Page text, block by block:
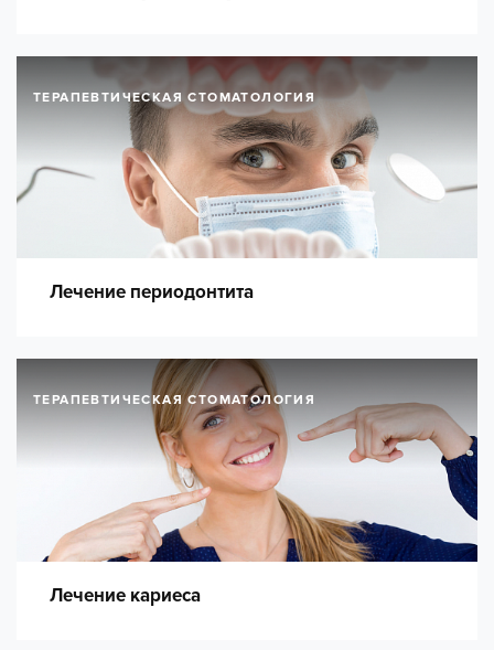
ТЕРАПЕВТИЧЕСКАЯ СТОМАТОЛОГИЯ
Лечение периодонтита
ТЕРАПЕВТИЧЕСКАЯ СТОМАТОЛОГИЯ
Лечение кариеса